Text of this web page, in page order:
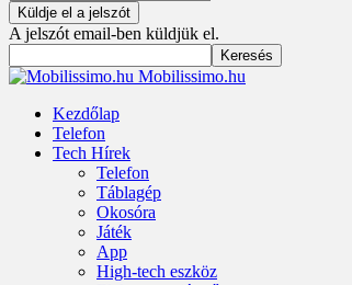
A jelszót email-ben küldjük el.
Mobilissimo.hu
Kezdőlap
Telefon
Tech Hírek
Telefon
Táblagép
Okosóra
Játék
App
High-tech eszköz